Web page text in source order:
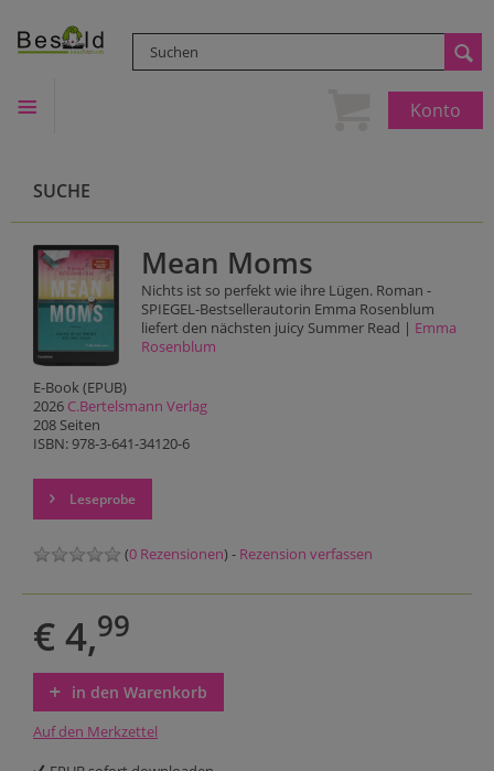
Konto
SUCHE
Mean Moms
Nichts ist so perfekt wie ihre Lügen. Roman -
SPIEGEL-Bestsellerautorin Emma Rosenblum
liefert den nächsten juicy Summer Read | Emma
Rosenblum
E-Book (EPUB)
2026 C.Bertelsmann Verlag
208 Seiten
ISBN: 978-3-641-34120-6
Leseprobe
(0 Rezensionen) - Rezension verfassen
€ 4,99
in den Warenkorb
Auf den Merkzettel